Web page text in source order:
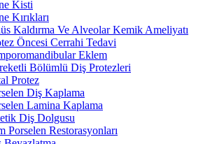
Kisti
Kırıkları
Kaldırma Ve Alveolar Kemik Ameliyatı
Öncesi Cerrahi Tedavi
Eklem
Bölümlü Diş Protezleri
Protez
Diş Kaplama
Lamina Kaplama
Diş Dolgusu
Porselen Restorasyonları